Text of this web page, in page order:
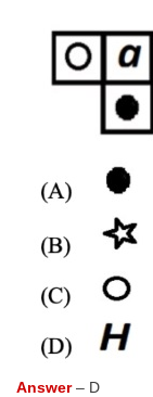
Answer– D